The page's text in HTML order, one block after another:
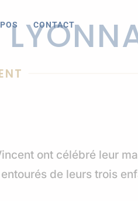
CONTACT
ont célébré leur
de leurs trois